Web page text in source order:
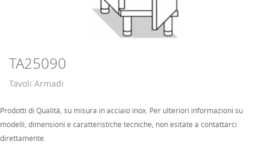
TA25090
Tavoli Armadi
Prodotti di Qualità, su misura in acciaio inox. Per ulteriori informazioni su
modelli, dimensioni e caratteristiche tecniche, non esitate a contattarci
direttamente.